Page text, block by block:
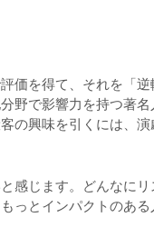
価を得て、それを「逆
野で影響力を持つ著
の興味を引くには、
感じます。どんなにリ
っとインパクトのある